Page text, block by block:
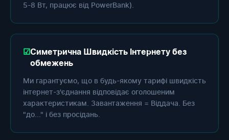
5-8 Вт, працює від PowerBank).
Симетрична Швидкість Інтернету без
обмежень
Ми гарантуємо, що в будь-якому тарифі швидкість
інтернет-з'єднання відповідає оголошеним
характеристикам. Завантаження = Віддача. Без
"до..." і без просідань.